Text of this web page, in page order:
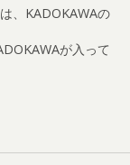
、KADOKAWAの
が入って